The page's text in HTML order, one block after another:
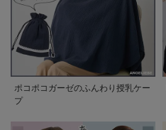
ポコポコガーゼのふんわり授乳ケー
プ